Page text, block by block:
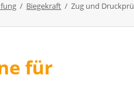
ASTM
DIN EN
Biegekraft Zug und
für